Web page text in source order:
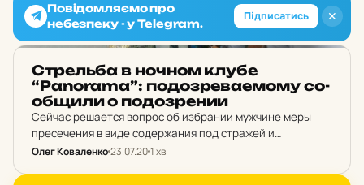
✕
Повідомляємо про
небезпеку - у Telegram.
Підписатись
НОВИНИ ХАРКОВА
Стрель­ба в ночном клубе
“Panorama”: по­доз­ре­ва­е­мо­му со­
об­щи­ли о по­доз­ре­нии
Сейчас решается вопрос об избрании мужчине меры
пресечения в виде содержания под стражей и
объявления его в международный розыск.
Олег Коваленко23.07.201 хв